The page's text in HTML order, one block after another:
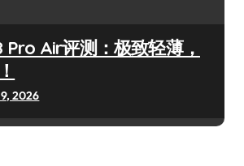
Air评测：极致轻薄，
2026